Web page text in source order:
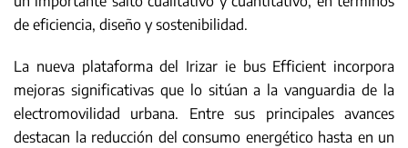
de eficiencia, diseño y sostenibilidad.
La nueva plataforma del Irizar ie bus Efficient incorpora
mejoras significativas que lo sitúan a la vanguardia de la
electromovilidad urbana. Entre sus principales avances
destacan la reducción del consumo energético hasta en un